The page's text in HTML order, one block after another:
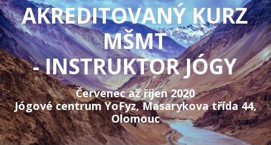
AKREDITOVANÝ KURZ
MŠMT
- INSTRUKTOR JÓGY
Červenec až říjen 2020
Jógové centrum YoFyz, Masarykova třída 44,
Olomouc